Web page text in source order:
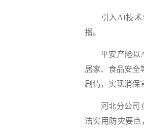
引入AI技
播。
平安产险以
居家、食品安全
剧情， 实现消保
河北分公司
洁实用防灾要点